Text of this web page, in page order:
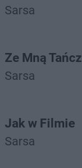
Sarsa
Ze Mną Tańcz
Sarsa
Jak w Filmie
Sarsa